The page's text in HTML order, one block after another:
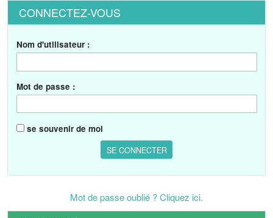
CONNECTEZ-VOUS
Nom d'utilisateur :
Mot de passe :
se souvenir de moi
Mot de passe oublié ? Cliquez ici.